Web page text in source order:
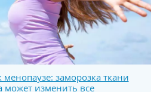
заморозка ткани
может изменить все